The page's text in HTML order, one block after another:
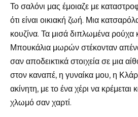
Το σαλόνι μας έμοιαζε με
ότι είναι οικιακή ζωή. Μια
κουζίνα. Τα μισά διπλωμένα
Μπουκάλια μωρών στέκονταν
σαν αποδεικτικά στοιχεία σε μια
στον καναπέ, η γυναίκα μου, η
ακίνητη, με το ένα χέρι να κρέμεται
χλωμό σαν χαρτί.